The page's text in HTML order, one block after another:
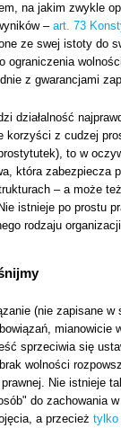
na jakim zwykle
– art. 73
ze swej istoty do
ograniczenia
z gwarancjami
działalność
korzyści z cudzej
to w
która zabezpiecza
– a może
istnieje po prostu
rodzaju
(nie zapisane
mianowicie
sprzeciwia się
wolności
Nie istnieje
do zachowania
a przecież tylko